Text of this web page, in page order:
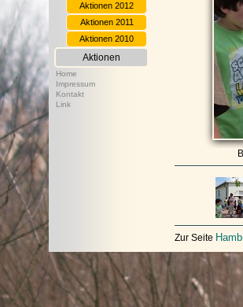
Aktionen 2012
Aktionen 2011
Aktionen 2010
Aktionen
Home
Impressum
Kontakt
Link
Zur Seite